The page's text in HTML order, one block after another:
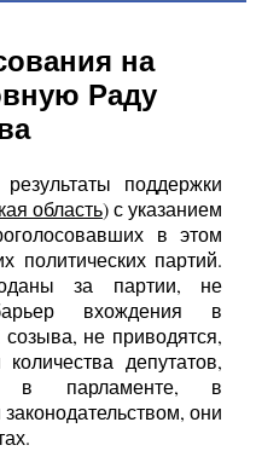
на
Раду
поддержки
область) с указанием
в этом
политических партий.
за партии, не
вхождения в
не приводятся,
депутатов,
в парламенте, в
они